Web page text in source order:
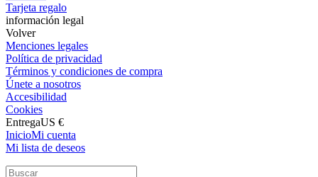
Tarjeta regalo
información legal
Volver
Menciones legales
Política de privacidad
Términos y condiciones de compra
Únete a nosotros
Accesibilidad
Cookies
EntregaUS €
InicioMi cuenta
Mi lista de deseos